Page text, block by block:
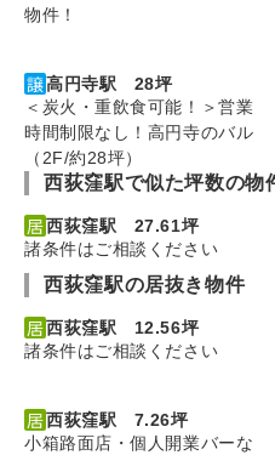
物件！
高円寺駅 28坪
＜炭火・重飲食可能！＞営業
時間制限なし！高円寺のバル
（2F/約28坪）
西荻窪駅で似た坪数の物
西荻窪駅 27.61坪
諸条件はご相談ください
西荻窪駅の居抜き物件
西荻窪駅 12.56坪
諸条件はご相談ください
西荻窪駅 7.26坪
小箱路面店・個人開業バーな